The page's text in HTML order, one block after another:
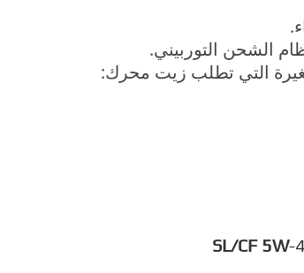
الشحن التوربيني.
التي تطلب زيت محرك:
SL/CF 5W-